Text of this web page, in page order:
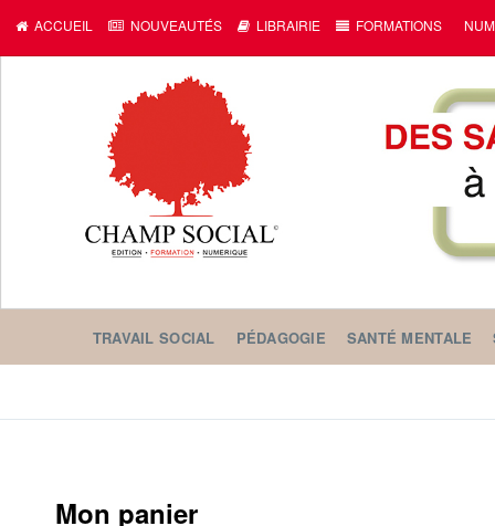
ACCUEIL NOUVEAUTÉS LIBRAIRIE FORMATIONS
TRAVAIL SOCIAL PÉDAGOGIE SANTÉ MENTALE
Mon panier